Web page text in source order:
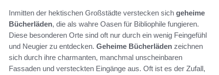
Inmitten der hektischen Großstädte verstecken sich geheime
Bücherläden, die als wahre Oasen für Bibliophile fungieren.
Diese besonderen Orte sind oft nur durch ein wenig Feingefühl
und Neugier zu entdecken. Geheime Bücherläden zeichnen
sich durch ihre charmanten, manchmal unscheinbaren
Fassaden und versteckten Eingänge aus. Oft ist es der Zufall,